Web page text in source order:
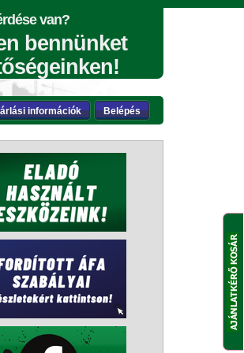
van?
bennünket
információk Belépés